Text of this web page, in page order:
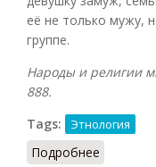
её не только мужу,
группе.
Народы и религии
888.
Tags:
Этнология
Подробнее